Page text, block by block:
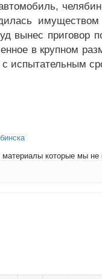
вынес приговор
в крупном
испытательным
материалы которые мы не